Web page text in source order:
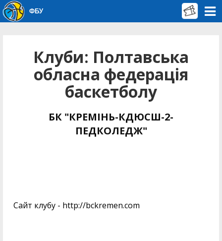
ФБУ
Клуби: Полтавська
обласна федерація
баскетболу
БК "КРЕМІНЬ-КДЮСШ-2-
ПЕДКОЛЕДЖ"
Сайт клубу - http://bckremen.com